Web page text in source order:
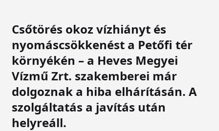
Csőtörés okoz vízhiányt és
nyomáscsökkenést a Petőfi tér
környékén – a Heves Megyei
Vízmű Zrt. szakemberei már
dolgoznak a hiba elhárításán. A
szolgáltatás a javítás után
helyreáll.